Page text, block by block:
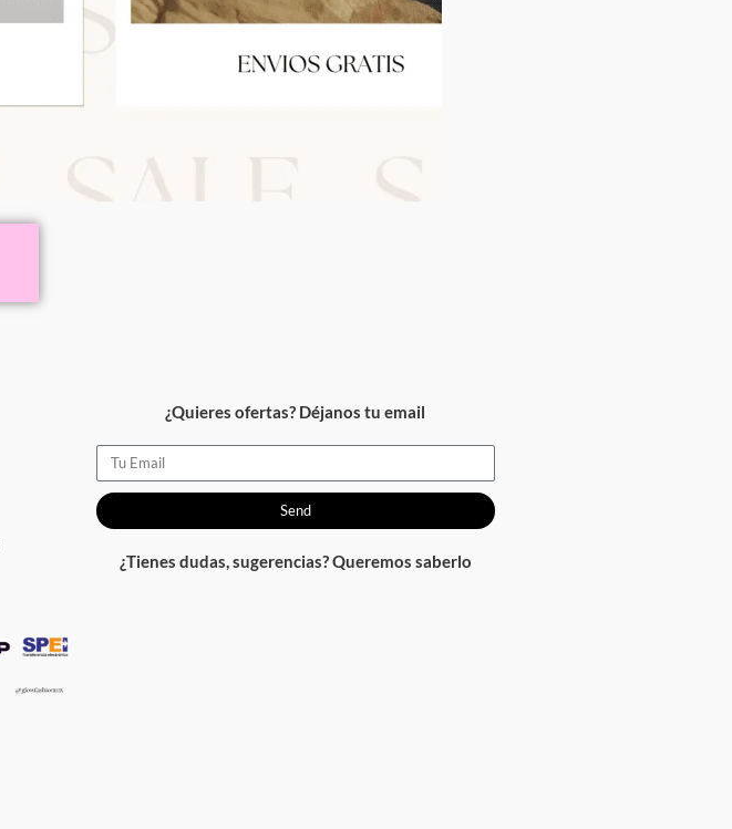
¿Quieres ofertas? Déjanos tu email
Email
Send
¿Tienes dudas, sugerencias? Queremos saberlo